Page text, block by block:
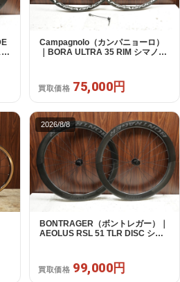
Campagnolo（カンパニョーロ）
｜BORA ULTRA 35 RIM シマノフ
買取価格 75,000円
2026/8/8
BONTRAGER（ボントレガー）｜
AEOLUS RSL 51 TLR DISC シマ
買取価格 99,000円